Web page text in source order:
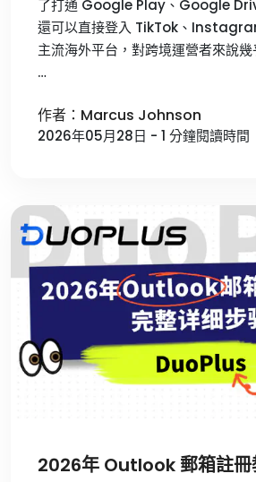
了打通 Google Play、Google
還可以直接登入 TikTok、
主流海外平台，對跨境運營者來說
…
作者：Marcus Johnson
2026年05月28日 - 1 分鐘閱讀時間
2026年 Outlook 郵箱註冊